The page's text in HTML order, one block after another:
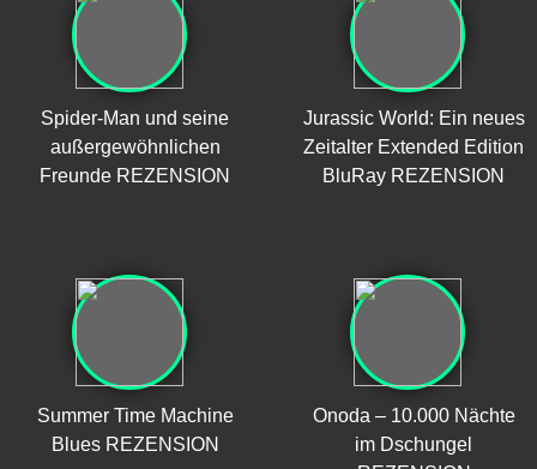
Spider-Man und seine
außergewöhnlichen
Freunde REZENSION
Jurassic World: Ein neues
Zeitalter Extended Edition
BluRay REZENSION
Summer Time Machine
Blues REZENSION
Onoda – 10.000 Nächte
im Dschungel